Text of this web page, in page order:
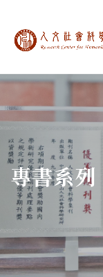
中央
:::
專書系